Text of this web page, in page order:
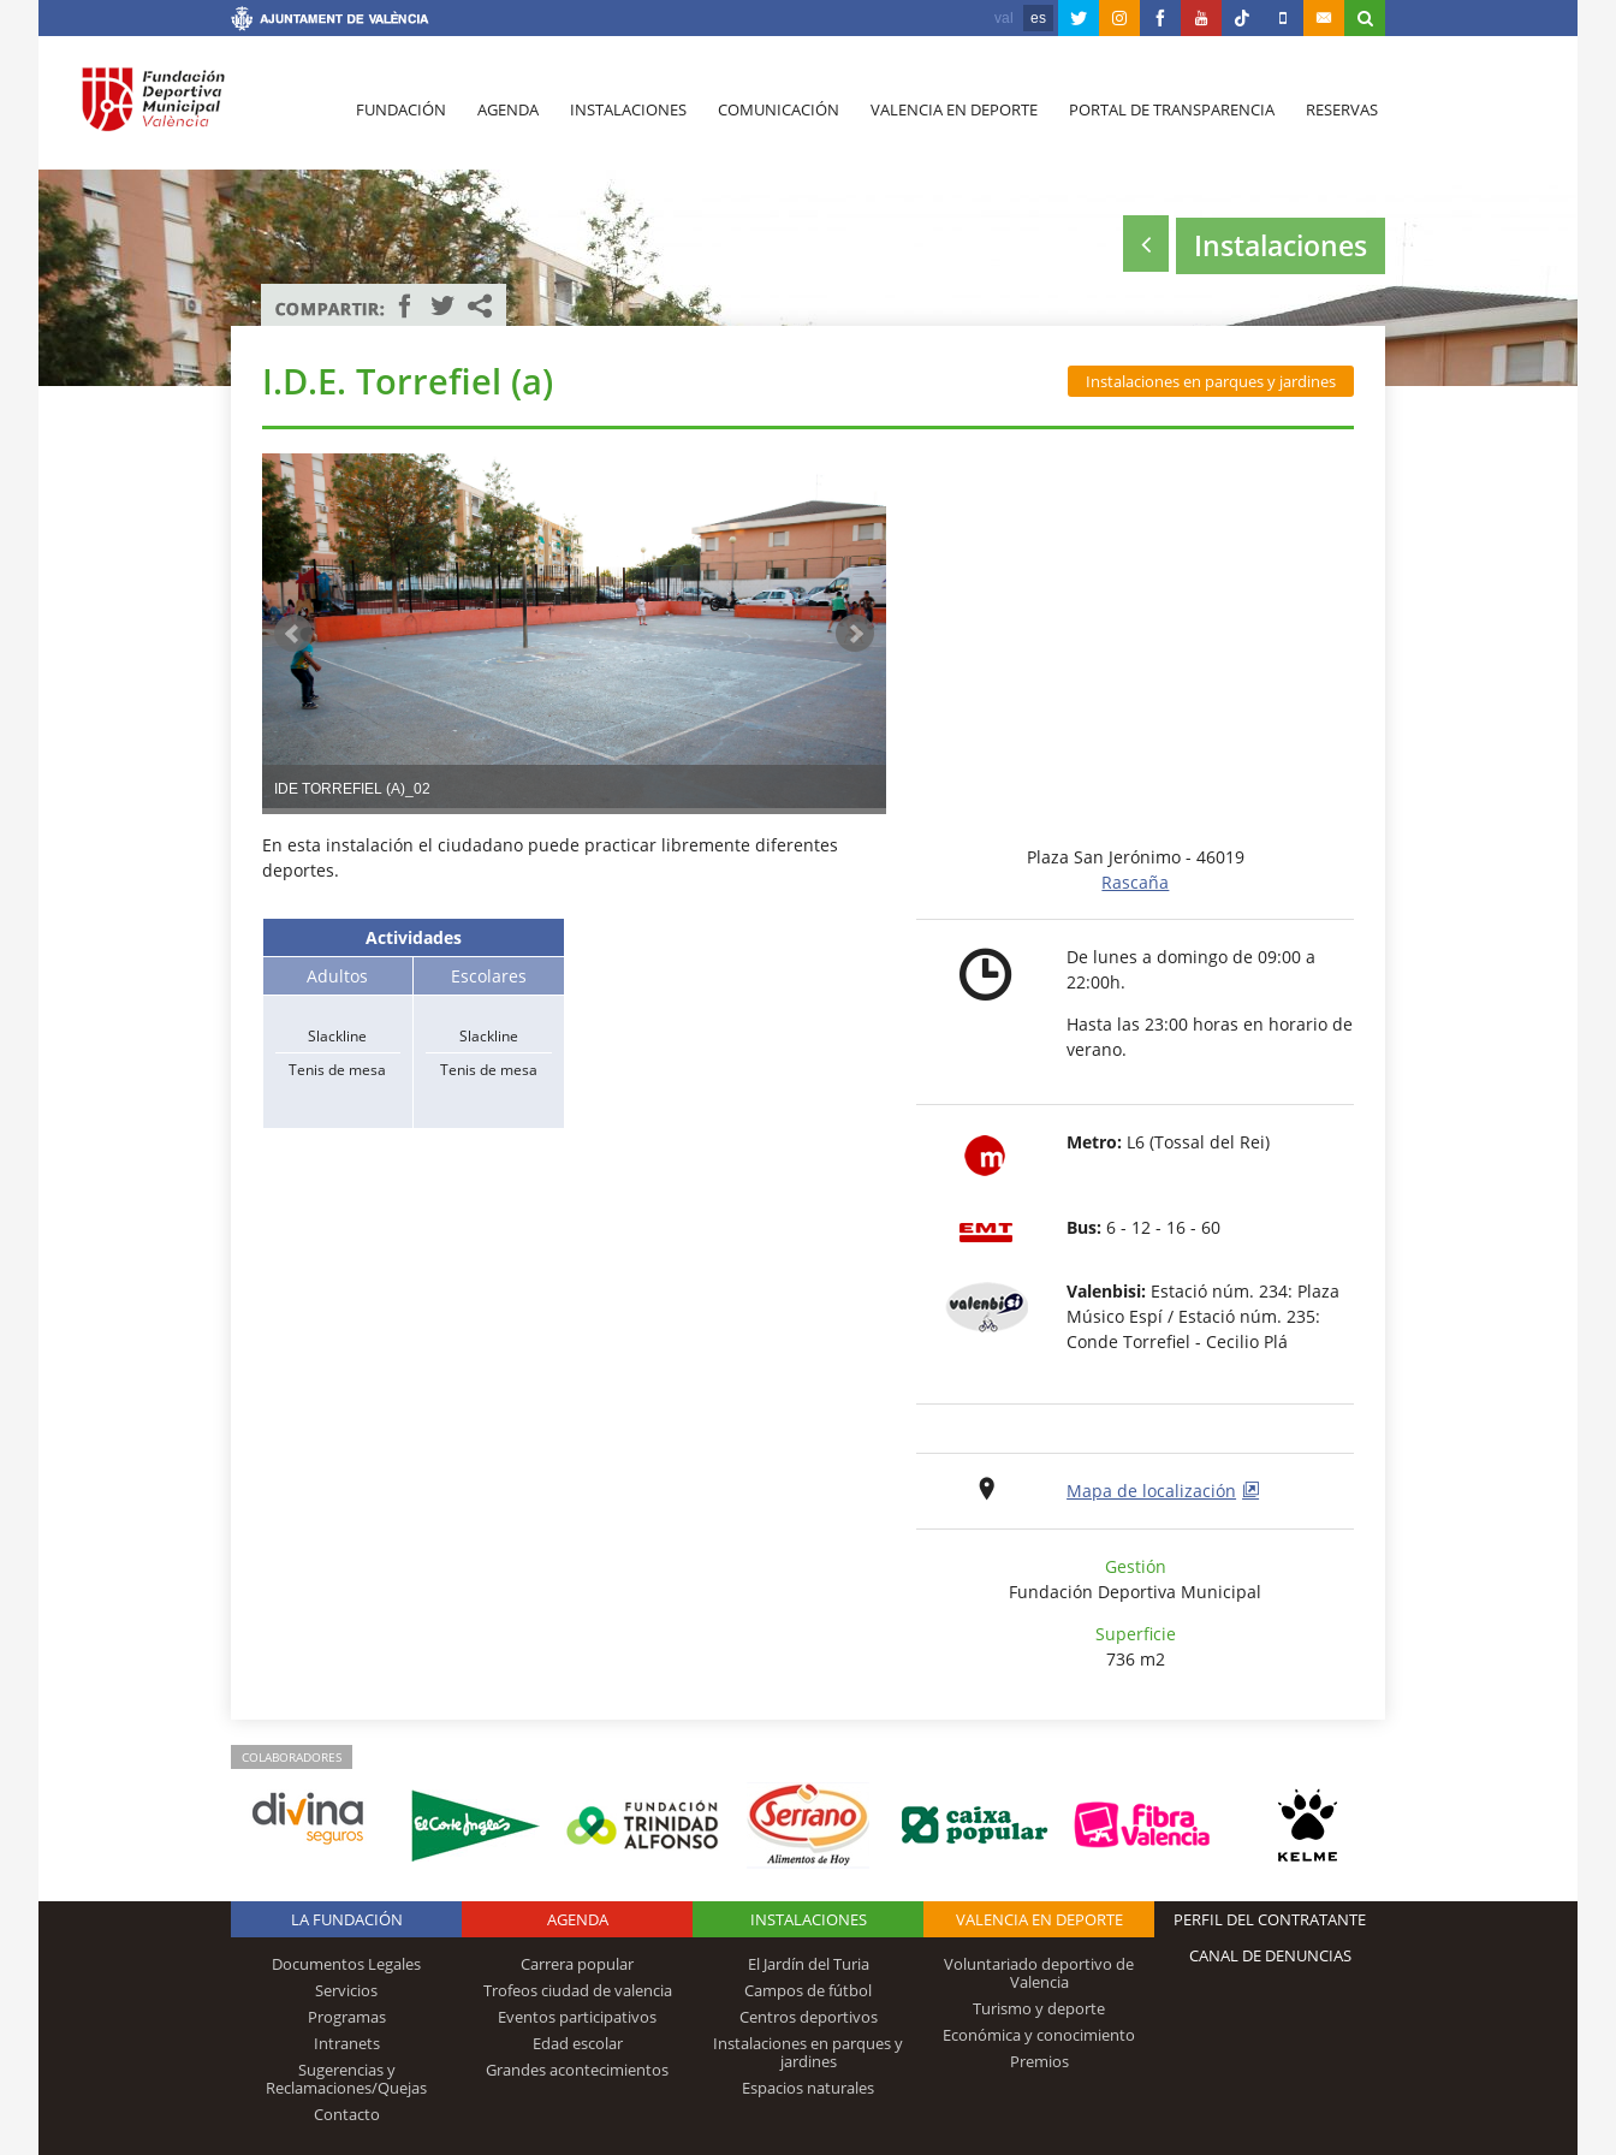
val es
FUNDACIÓN AGENDA INSTALACIONES COMUNICACIÓN VALENCIA EN DEPORTE PORTAL DE TRANSPARENCIA RESERVAS
Instalaciones
I.D.E. Torrefiel (a) Instalaciones en parques y jardines
IDE TORREFIEL (A)_02
En esta instalación el ciudadano puede practicar libremente diferentes
deportes.
Actividades
Adultos
Escolares
Slackline
Tenis de mesa
Slackline
Tenis de mesa
Plaza San Jerónimo - 46019
Rascaña
De lunes a domingo de 09:00 a
22:00h.
Hasta las 23:00 horas en horario de
verano.
Metro: L6 (Tossal del Rei)
Bus: 6 - 12 - 16 - 60
Valenbisi: Estació núm. 234: Plaza
Músico Espí / Estació núm. 235:
Conde Torrefiel - Cecilio Plá
Mapa de localización
Gestión
Fundación Deportiva Municipal
Superficie
736 m2
COLABORADORES
Logo Fundación
Trinidad Alfonso
LA FUNDACIÓN
Documentos Legales
Servicios
Programas
Intranets
Sugerencias y
Reclamaciones/Quejas
Contacto
AGENDA
Carrera popular
Trofeos ciudad de valencia
Eventos participativos
Edad escolar
Grandes acontecimientos
INSTALACIONES
El Jardín del Turia
Campos de fútbol
Centros deportivos
Instalaciones en parques y
jardines
Espacios naturales
VALENCIA EN DEPORTE
Voluntariado deportivo de
Valencia
Turismo y deporte
Económica y conocimiento
Premios
PERFIL DEL CONTRATANTE
CANAL DE DENUNCIAS